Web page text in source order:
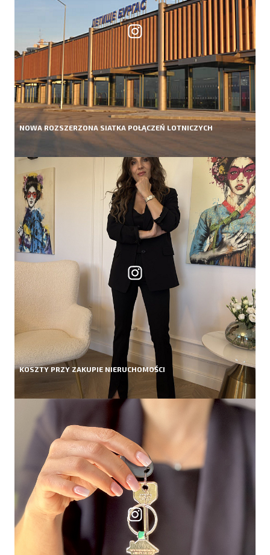
NOWA ROZSZERZONA SIATKA POŁĄCZEŃ LOTNICZYCH
KOSZTY PRZY ZAKUPIE NIERUCHOMOŚCI